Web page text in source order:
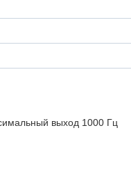
выход 1000 Гц